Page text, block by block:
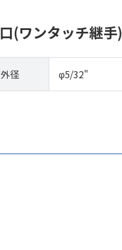
(ワンタッチ継手)
径 φ5/32"